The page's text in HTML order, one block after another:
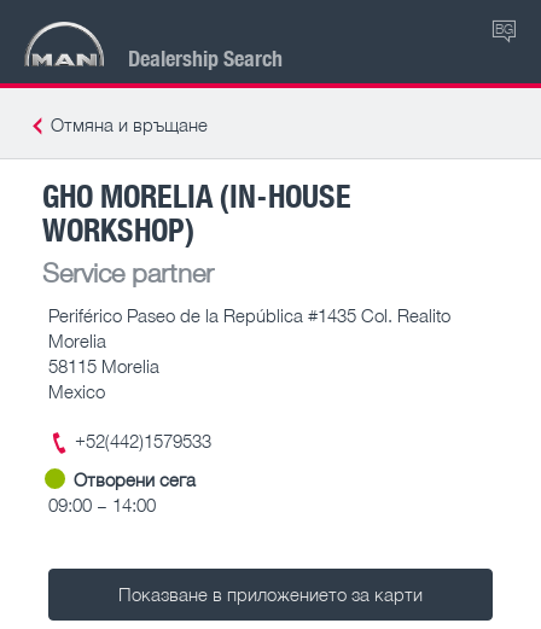
Dealership Search
BG
Отмяна и връщане
GHO MORELIA (IN-HOUSE
WORKSHOP)
Service partner
Periférico Paseo de la República #1435 Col. Realito
Morelia
58115 Morelia
Mexico
+52(442)1579533
Отворени сега
09:00 – 14:00
Показване в приложението за карти